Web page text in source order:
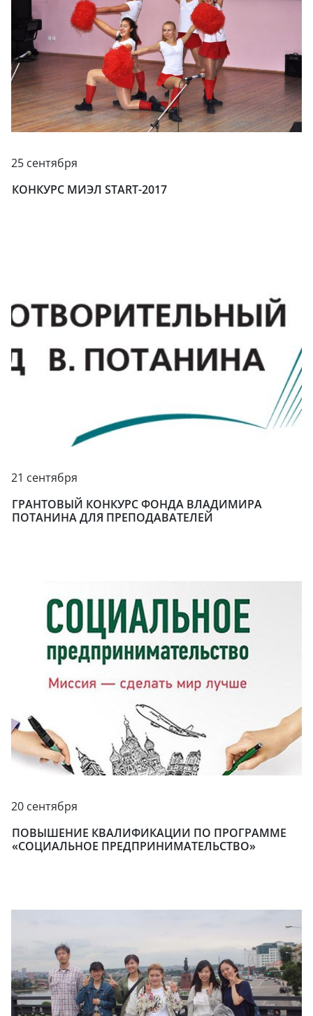
25 сентября
КОНКУРС МИЭЛ START-2017
21 сентября
ГРАНТОВЫЙ КОНКУРС ФОНДА ВЛАДИМИРА
ПОТАНИНА ДЛЯ ПРЕПОДАВАТЕЛЕЙ
20 сентября
ПОВЫШЕНИЕ КВАЛИФИКАЦИИ ПО ПРОГРАММЕ
«СОЦИАЛЬНОЕ ПРЕДПРИНИМАТЕЛЬСТВО»